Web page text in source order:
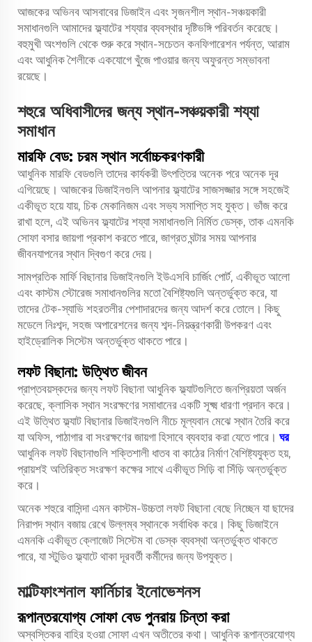
আজকের অভিনব আসবাবের ডিজাইন এবং সৃজনশীল স্থান-সঞ্চয়কারী
সমাধানগুলি আমাদের ফ্ল্যাটের শয্যার ব্যবস্থার দৃষ্টিভঙ্গি পরিবর্তন করেছে।
বহুমুখী অংশগুলি থেকে শুরু করে স্থান-সচেতন কনফিগারেশন পর্যন্ত, আরাম
এবং আধুনিক শৈলীকে একযোগে খুঁজে পাওয়ার জন্য অফুরন্ত সম্ভাবনা
রয়েছে।
শহুরে অধিবাসীদের জন্য স্থান-সঞ্চয়কারী শয্যা
সমাধান
মারফি বেড: চরম স্থান সর্বোচ্চকরণকারী
আধুনিক মারফি বেডগুলি তাদের কার্যকরী উৎপত্তির অনেক পরে অনেক দূর
এগিয়েছে। আজকের ডিজাইনগুলি আপনার ফ্ল্যাটের সাজসজ্জার সঙ্গে সহজেই
একীভূত হয়ে যায়, চিক মেকানিজম এবং সভ্য সমাপ্তি সহ যুক্ত। ভাঁজ করে
রাখা হলে, এই অভিনব ফ্ল্যাটের শয্যা সমাধানগুলি নির্মিত ডেস্ক, তাক এমনকি
সোফা বসার জায়গা প্রকাশ করতে পারে, জাগ্রত ঘন্টার সময় আপনার
জীবনযাপনের স্থান দ্বিগুণ করে দেয়।
সামপ্রতিক মার্ফি বিছানার ডিজাইনগুলি ইউএসবি চার্জিং পোর্ট, একীভূত আলো
এবং কাস্টম স্টোরেজ সমাধানগুলির মতো বৈশিষ্ট্যগুলি অন্তর্ভুক্ত করে, যা
তাদের টেক-স্যাভি শহরতলীর পেশাদারদের জন্য আদর্শ করে তোলে। কিছু
মডেলে নিঃশব্দ, সহজ অপারেশনের জন্য শব্দ-নিয়ন্ত্রণকারী উপকরণ এবং
হাইড্রোলিক সিস্টেম অন্তর্ভুক্ত থাকতে পারে।
লফট বিছানা: উত্থিত জীবন
প্রাপ্তবয়স্কদের জন্য লফট বিছানা আধুনিক ফ্ল্যাটগুলিতে জনপ্রিয়তা অর্জন
করেছে, ক্লাসিক স্থান সংরক্ষণের সমাধানের একটি সূক্ষ্ম ধারণা প্রদান করে।
এই উত্থিত ফ্ল্যাট বিছানার ডিজাইনগুলি নীচে মূল্যবান মেঝে স্থান তৈরি করে
যা অফিস, পাঠাগার বা সংরক্ষণের জায়গা হিসাবে ব্যবহার করা যেতে পারে। ঘর
আধুনিক লফট বিছানাগুলি শক্তিশালী ধাতব বা কাঠের নির্মাণ বৈশিষ্ট্যযুক্ত হয়,
প্রায়শই অতিরিক্ত সংরক্ষণ কক্ষের সাথে একীভূত সিড়ি বা সিঁড়ি অন্তর্ভুক্ত
করে।
অনেক শহুরে বাসিন্দা এমন কাস্টম-উচ্চতা লফট বিছানা বেছে নিচ্ছেন যা ছাদের
নিরাপদ স্থান বজায় রেখে উল্লম্ব স্থানকে সর্বাধিক করে। কিছু ডিজাইনে
এমনকি একীভূত ক্লোজেট সিস্টেম বা ডেস্ক ব্যবস্থা অন্তর্ভুক্ত থাকতে
পারে, যা স্টুডিও ফ্ল্যাটে থাকা দূরবর্তী কর্মীদের জন্য উপযুক্ত।
মাল্টিফাংশনাল ফার্নিচার ইনোভেশনস
রূপান্তরযোগ্য সোফা বেড পুনরায় চিন্তা করা
অস্বস্তিকর বাহির হওয়া সোফা এখন অতীতের কথা। আধুনিক রূপান্তরযোগ্য